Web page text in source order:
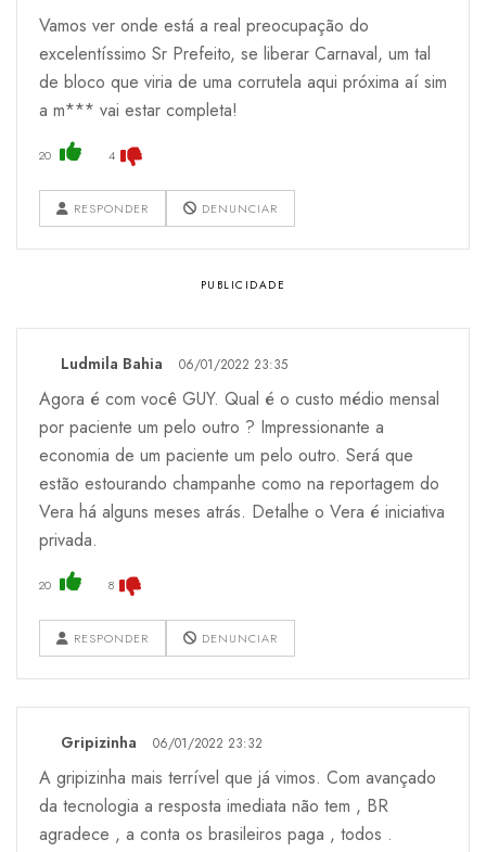
Vamos ver onde está a real preocupação do
excelentíssimo Sr Prefeito, se liberar Carnaval, um tal
de bloco que viria de uma corrutela aqui próxima aí sim
a m*** vai estar completa!
20 4
RESPONDER DENUNCIAR
Ludmila Bahia 06/01/2022 23:35
Agora é com você GUY. Qual é o custo médio mensal
por paciente um pelo outro ? Impressionante a
economia de um paciente um pelo outro. Será que
estão estourando champanhe como na reportagem do
Vera há alguns meses atrás. Detalhe o Vera é iniciativa
privada.
20 8
RESPONDER DENUNCIAR
Gripizinha 06/01/2022 23:32
A gripizinha mais terrível que já vimos. Com avançado
da tecnologia a resposta imediata não tem , BR
agradece , a conta os brasileiros paga , todos .